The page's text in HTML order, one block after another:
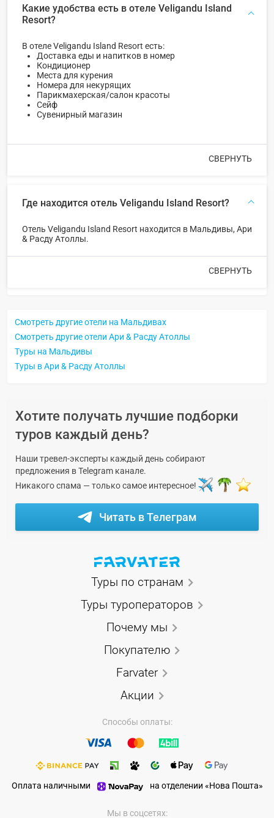
Какие удобства есть в отеле Veligandu Island
Resort?
В отеле Veligandu Island Resort есть:
Доставка еды и напитков в номер
Кондиционер
Места для курения
Номера для некурящих
Парикмахерская/салон красоты
Сейф
Сувенирный магазин
СВЕРНУТЬ
Где находится отель Veligandu Island Resort?
Отель Veligandu Island Resort находится в Мальдивы, Ари
& Расду Атоллы.
СВЕРНУТЬ
Смотреть другие отели на Мальдивах
Смотреть другие отели Ари & Расду Атоллы
Туры на Мальдивы
Туры в Ари & Расду Атоллы
Хотите получать лучшие подборки
туров каждый день?
Наши тревел-эксперты каждый день собирают
предложения в Telegram канале.
Никакого спама — только самое интересное!
Читать в Телеграм
Туры по странам
Туры туроператоров
Почему мы
Покупателю
Farvater
Акции
Способы оплаты:
Оплата наличными на отделении «Нова Пошта»
Мы в соцсетях: